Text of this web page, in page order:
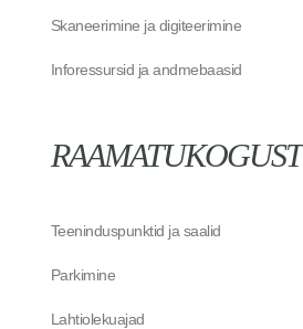
Skaneerimine ja digiteerimine
Inforessursid ja andmebaasid
RAAMATUKOGUST
Teeninduspunktid ja saalid
Parkimine
Lahtiolekuajad